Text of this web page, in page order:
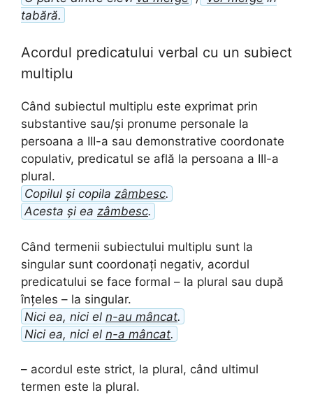
tabără.
Acordul predicatului verbal cu un subiect
multiplu
Când subiectul multiplu este exprimat prin
substantive sau/și pronume personale la
persoana a III-a sau demonstrative coordonate
copulativ, predicatul se află la persoana a III-a
plural.
Copilul și copila zâmbesc.
Acesta și ea zâmbesc.
Când termenii subiectului multiplu sunt la
singular sunt coordonați negativ, acordul
predicatului se face formal – la plural sau după
înțeles – la singular.
Nici ea, nici el n-au mâncat.
Nici ea, nici el n-a mâncat.
– acordul este strict, la plural, când ultimul
termen este la plural.